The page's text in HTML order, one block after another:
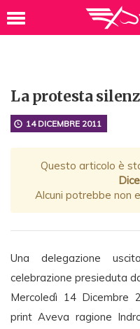
La protesta
14 DICEMBRE 2011
Questo articolo è
Alcuni potrebbe non
Una delegazione
celebrazione presieduta
Mercoledì 14 Dicembre
print Aveva ragione